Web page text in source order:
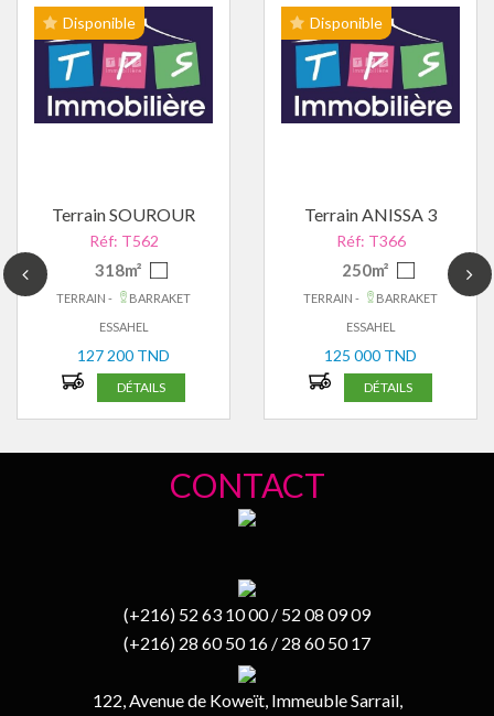
Disponible
Terrain SOUROUR
Réf: T562
318m²
TERRAIN -
BARRAKET
ESSAHEL
127 200 TND
DÉTAILS
Disponible
Terrain ANISSA 3
Réf: T366
250m²
TERRAIN -
BARRAKET
ESSAHEL
125 000 TND
DÉTAILS
CONTACT
(+216) 52 63 10 00 / 52 08 09 09
(+216) 28 60 50 16 / 28 60 50 17
122, Avenue de Koweït, Immeuble Sarrail,